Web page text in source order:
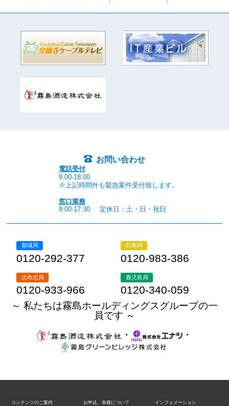
お問い合わせ
電話受付
9:00-18:00
※上記時間外も緊急案件受付致します。
窓口業務
9:00-17:30
定休日：土・日・祝日
都城局
0120-292-377
日南局
0120-983-386
志布志局
0120-933-966
鹿児島局
0120-340-059
～ 私たちは霧島ホールディングスグループの一
員です ～
・
・
コンテンツのご案内 お申込、各種について インフォメーション